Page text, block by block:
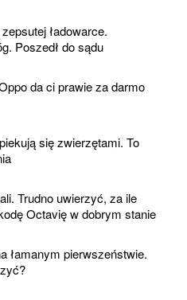
ładowarce.
Poszedł do sądu
da ci prawie za darmo
się zwierzętami. To
Trudno uwierzyć, za ile
Octavię w dobrym stanie
łamanym pierwszeństwie.